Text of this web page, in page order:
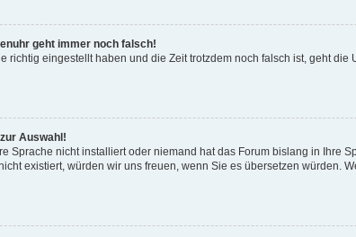
geht immer noch falsch!
richtig eingestellt haben und die Zeit trotzdem noch falsch ist, geht
Auswahl!
Sprache nicht installiert oder niemand hat das Forum bislang in Ihre
existiert, würden wir uns freuen, wenn Sie es übersetzen würden.